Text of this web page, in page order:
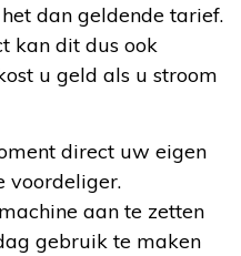
dan geldende tarief.
kan dit dus ook
u geld als u stroom
direct uw eigen
voordeliger.
aan te zetten
gebruik te maken